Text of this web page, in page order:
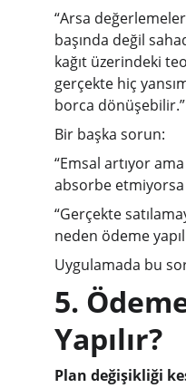
“Arsa
başında değil
kağıt üzerindeki
gerçekte hiç
borca dönüşebilir.”
Bir başka sorun:
“Emsal artıyor
absorbe etmiyorsa
“Gerçekte
neden ödeme
Uygulamada bu
5.
Yapılır?
Plan değişikliği